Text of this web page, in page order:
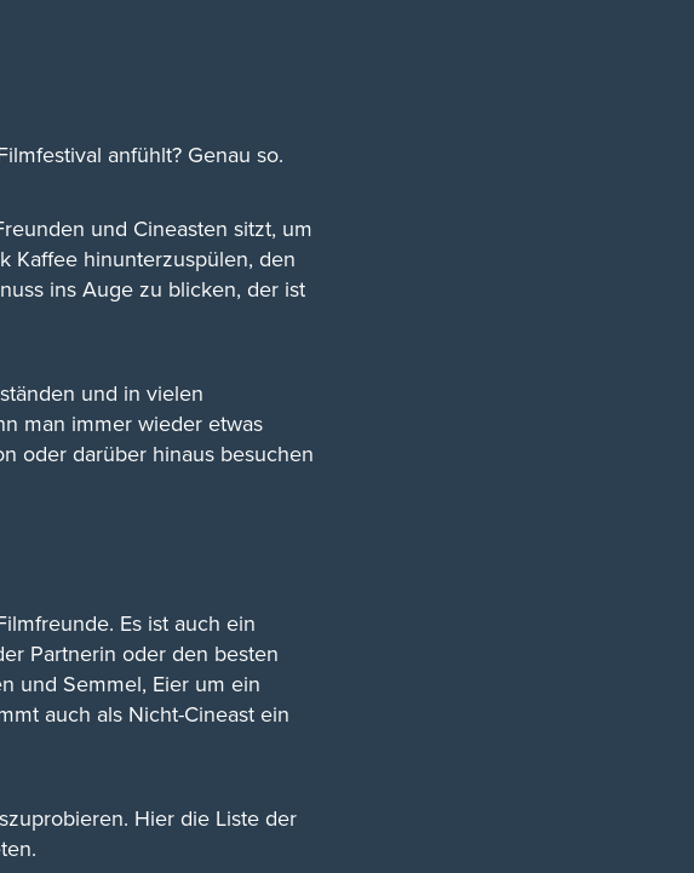
anfühlt? Genau so.
und Cineasten sitzt, um
Kaffee hinunterzuspülen, den
ins Auge zu blicken, der ist
und in vielen
man immer wieder etwas
oder darüber hinaus besuchen
Es ist auch ein
Partnerin oder den besten
und Semmel, Eier um ein
auch als Nicht-Cineast ein
Hier die Liste der